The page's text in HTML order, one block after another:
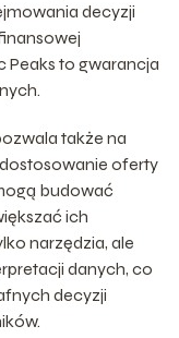
decyzji
Peaks to gwarancja
także na
oferty
budować
ich
narzędzia, ale
danych, co
decyzji